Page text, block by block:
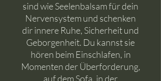
sind wie Seelenbalsam für dein
Nervensystem und schenken
dir innere Ruhe, Sicherheit und
Geborgenheit. Du kannst sie
hören beim Einschlafen, in
Momenten der Überforderung,
auf dem Sofa, in der